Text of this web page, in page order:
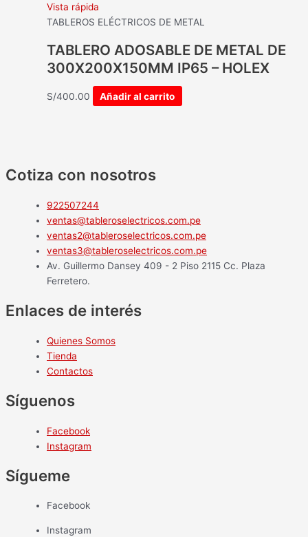
Vista rápida
TABLEROS ELÉCTRICOS DE METAL
TABLERO ADOSABLE DE METAL DE
300X200X150MM IP65 – HOLEX
S/400.00 Añadir al carrito
Cotiza con nosotros
922507244
ventas@tableroselectricos.com.pe
ventas2@tableroselectricos.com.pe
ventas3@tableroselectricos.com.pe
Av. Guillermo Dansey 409 - 2 Piso 2115 Cc. Plaza
Ferretero.
Enlaces de interés
Quienes Somos
Tienda
Contactos
Síguenos
Facebook
Instagram
Sígueme
Facebook
Instagram